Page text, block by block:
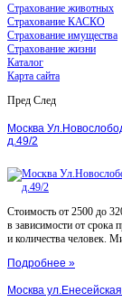
Страхование животных
Страхование КАСКО
Страхование имущества
Страхование жизни
Каталог
Карта сайта
Пред След
Москва
д.49/2
Стоимость от 2500 до
в зависимости от срока
и количества человек.
Подробнее »
Москва